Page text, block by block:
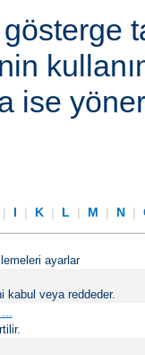
ise
| I | K | L | M | N |
ayarlar
kabul veya reddeder.